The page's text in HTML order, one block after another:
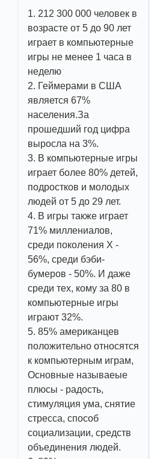
1. 212 300 000 человек в
возрасте от 5 до 90 лет
играет в компьютерные
игры не менее 1 часа в
неделю
2. Геймерами в США
является 67%
населения.За
прошедший год цифра
выросла на 3%.
3. В компьютерные игры
играет более 80% детей,
подростков и молодых
людей от 5 до 29 лет.
4. В игры также играет
71% миллениалов,
среди поколения X -
56%, среди бэби-
бумеров - 50%. И даже
среди тех, кому за 80 в
компьютерные игры
играют 32%.
5. 85% американцев
положительно относятся
к компьютерным играм,
Основные называеые
плюсы - радость,
стимуляция ума, снятие
стресса, способ
социализации, средств
объединения людей.